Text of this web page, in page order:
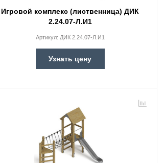
Игровой комплекс (лиственница) ДИК
2.24.07-Л.И1
Артикул: ДИК 2.24.07-Л.И1
Узнать цену